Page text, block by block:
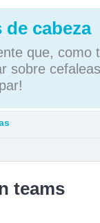
cabeza
que, como
sobre
teams